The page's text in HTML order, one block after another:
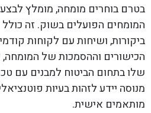
בטרם בוחרים מומחה, מומלץ
המומחים הפועלים בשוק. זה
ביקורות, ושיחות עם לקוחות
הכישורים וההסמכות של המומחה,
שלו בתחום הביטוח למבנים עם
מנוסה יידע לזהות בעיות
מותאמים אישית.